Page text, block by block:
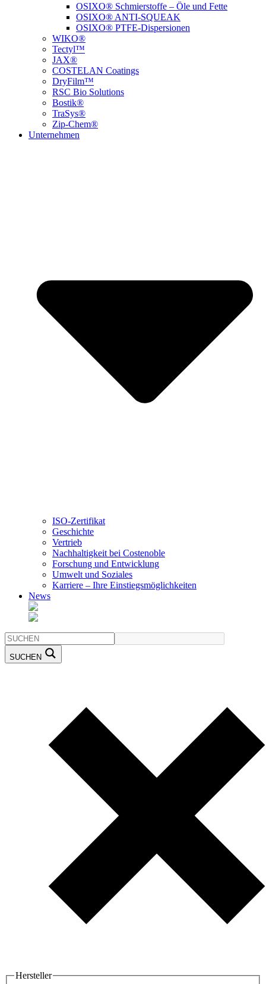
OSIXO® Schmierstoffe – Öle und Fette
OSIXO® ANTI-SQUEAK
OSIXO® PTFE-Dispersionen
WIKO®
Tectyl™
JAX®
COSTELAN Coatings
DryFilm™
RSC Bio Solutions
Bostik®
TraSys®
Zip-Chem®
Unternehmen
ISO-Zertifikat
Geschichte
Vertrieb
Nachhaltigkeit bei Costenoble
Forschung und Entwicklung
Umwelt und Soziales
Karriere – Ihre Einstiegsmöglichkeiten
News
SUCHEN
Hersteller